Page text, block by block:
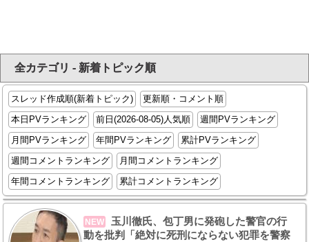
全カテゴリ - 新着トピック順
スレッド作成順(新着トピック)
更新順・コメント順
本日PVランキング
前日(2026-08-05)人気順
週間PVランキング
月間PVランキング
年間PVランキング
累計PVランキング
週間コメントランキング
月間コメントランキング
年間コメントランキング
累計コメントランキング
NEW
玉川徹氏、包丁男に発砲した警官の行
動を批判「絶対に死刑にならない犯罪を警察